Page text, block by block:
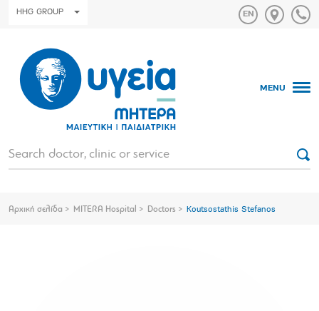
HHG GROUP
MENU
Αρχική σελίδα MITERA Hospital Doctors Koutsostathis Stefanos